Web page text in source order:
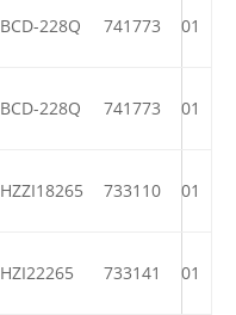
BCD-228Q 741773 01
BCD-228Q 741773 01
HZZI18265 733110 01
HZI22265 733141 01